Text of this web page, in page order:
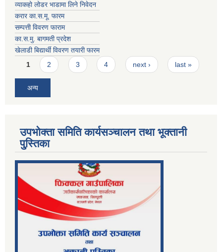
व्याकहो लोडर भाडामा लिने निवेदन
करार का.स.मू. फारम
सम्पत्ती विवरण फाराम
का.स.मु. बागमती प्रदेश
खेलाडी बिद्यार्थी विवरण तयारी फारम
Pages
1 2 3 4 next › last »
अन्य
उपभोक्ता समिति कार्यसञ्चालन तथा भूक्तानी
पु्स्तिका